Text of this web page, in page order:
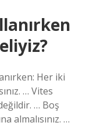
Her iki
… Vites
… Boş
almalısınız. …